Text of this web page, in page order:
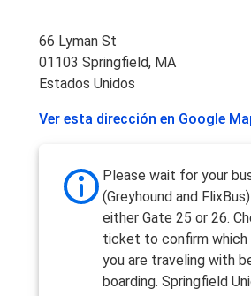
66 Lyman St
01103 Springfield, MA
Estados Unidos
Ver esta dirección en Google
Please wait for your
(Greyhound and
either Gate 25 or 26.
ticket to confirm which
you are traveling with
boarding. Springfield